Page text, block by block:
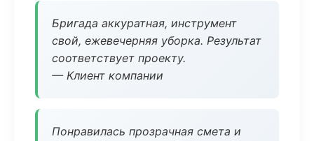
Бригада аккуратная, инструмент
свой, ежевечерняя уборка. Результат
соответствует проекту.
— Клиент компании
Понравилась прозрачная смета и